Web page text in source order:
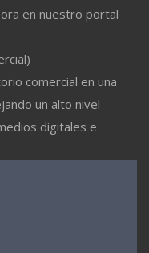
en nuestro portal
comercial en una
un alto nivel
digitales e